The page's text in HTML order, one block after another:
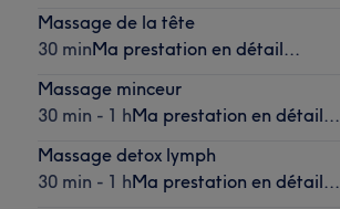
Massage de la tête
30 minMa prestation en détail...
Massage minceur
30 min - 1 hMa prestation en détail...
Massage detox lymph
30 min - 1 hMa prestation en détail...